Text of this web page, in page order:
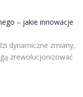
– jakie innowacje
dynamiczne zmiany,
zrewolucjonizować